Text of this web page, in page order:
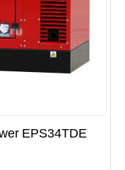
EPS34TDE